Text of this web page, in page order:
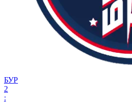
БУР
2
: